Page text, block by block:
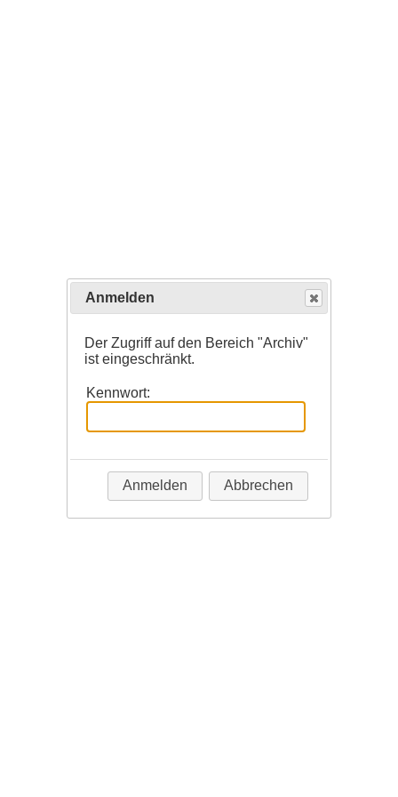
Anmelden
Der Zugriff auf den Bereich "Archiv"
ist eingeschränkt.
Kennwort:
Anmelden Abbrechen